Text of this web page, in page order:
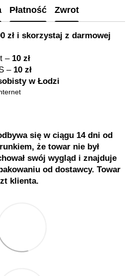
Płatność Zwrot
zł i skorzystaj z darmowej
– 10 zł
– 10 zł
w Łodzi
się w ciągu 14 dni od
że towar nie był
swój wygląd i znajduje
od dostawcy. Towar
klienta.